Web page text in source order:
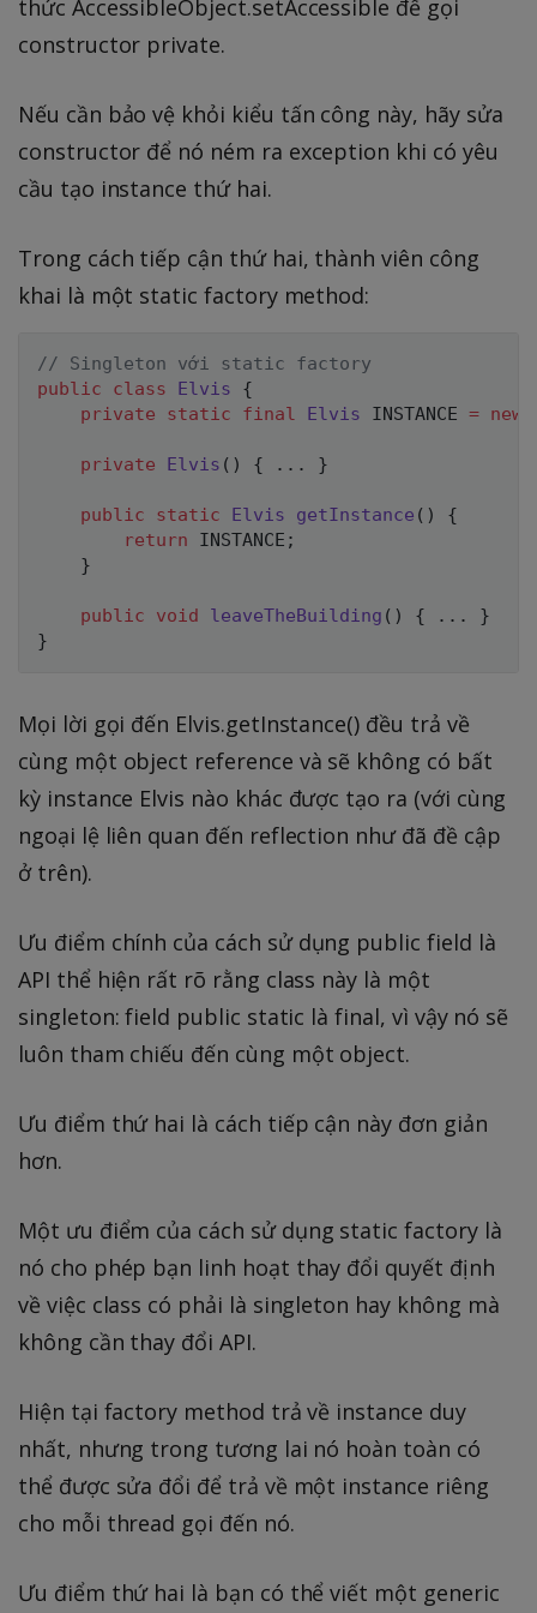
thức AccessibleObject.setAccessible để gọi
constructor private.
Nếu cần bảo vệ khỏi kiểu tấn công này, hãy sửa
constructor để nó ném ra exception khi có yêu
cầu tạo instance thứ hai.
Trong cách tiếp cận thứ hai, thành viên công
khai là một static factory method:
// Singleton với static factory
public
class Elvis
{
private
static final Elvis INSTANCE = new
private Elvis ( ) { . . . }
public static Elvis getInstance ( )
{
return INSTANCE ;
}
public void leaveTheBuilding ( ) { . . .
}
}
Mọi lời gọi đến Elvis.getInstance() đều trả về
cùng một object reference và sẽ không có bất
kỳ instance Elvis nào khác được tạo ra (với cùng
ngoại lệ liên quan đến reflection như đã đề cập
ở trên).
Ưu điểm chính của cách sử dụng public field là
API thể hiện rất rõ rằng class này là một
singleton: field public static là final, vì vậy nó sẽ
luôn tham chiếu đến cùng một object.
Ưu điểm thứ hai là cách tiếp cận này đơn giản
hơn.
Một ưu điểm của cách sử dụng static factory là
nó cho phép bạn linh hoạt thay đổi quyết định
về việc class có phải là singleton hay không mà
không cần thay đổi API.
Hiện tại factory method trả về instance duy
nhất, nhưng trong tương lai nó hoàn toàn có
thể được sửa đổi để trả về một instance riêng
cho mỗi thread gọi đến nó.
Ưu điểm thứ hai là bạn có thể viết một generic